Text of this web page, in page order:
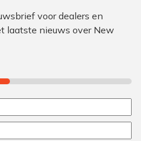
voor dealers en
laatste nieuws over New